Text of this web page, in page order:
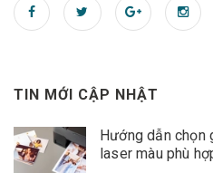
TIN MỚI CẬP NHẬT
Hướng dẫn chọn
laser màu phù